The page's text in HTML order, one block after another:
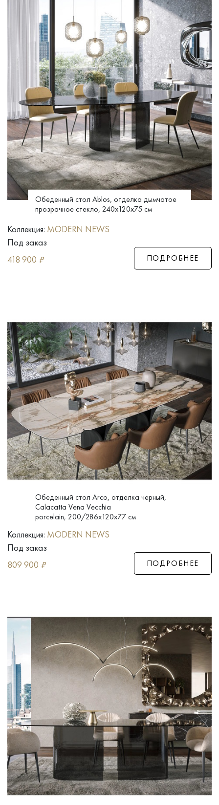
Обеденный стол Ablos, отделка дымчатое
прозрачное стекло, 240x120x75 см
Коллекция: MODERN NEWS
Под заказ
418 900 ₽ ПОДРОБНЕЕ
Обеденный стол Arco, отделка черный,
Calacatta Vena Vecchia
porcelain, 200/286x120x77 см
Коллекция: MODERN NEWS
Под заказ
809 900 ₽ ПОДРОБНЕЕ